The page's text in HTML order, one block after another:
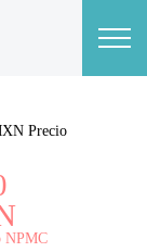
Precio
NPMC